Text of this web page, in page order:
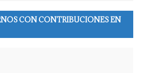
CON CONTRIBUCIONES EN